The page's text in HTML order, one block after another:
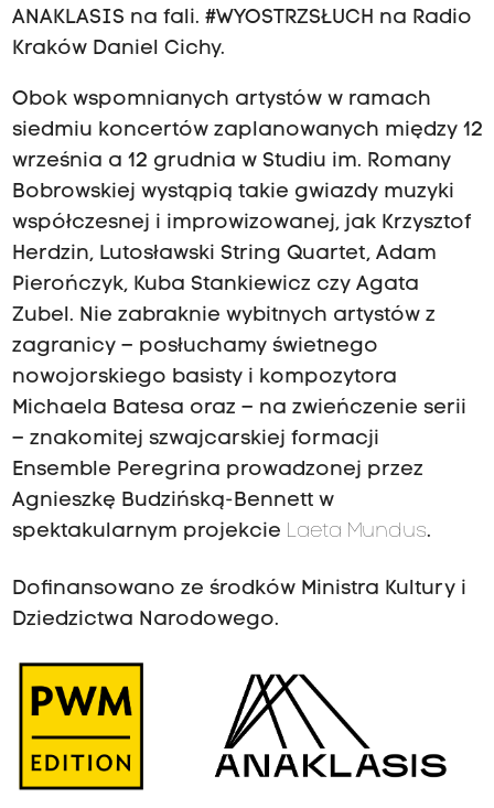
ANAKLASIS na fali. #WYOSTRZSŁUCH na Radio
Kraków Daniel Cichy.
Obok wspomnianych artystów w ramach
siedmiu koncertów zaplanowanych między 12
września a 12 grudnia w Studiu im. Romany
Bobrowskiej wystąpią takie gwiazdy muzyki
współczesnej i improwizowanej, jak Krzysztof
Herdzin, Lutosławski String Quartet, Adam
Pierończyk, Kuba Stankiewicz czy Agata
Zubel. Nie zabraknie wybitnych artystów z
zagranicy – posłuchamy świetnego
nowojorskiego basisty i kompozytora
Michaela Batesa oraz – na zwieńczenie serii
– znakomitej szwajcarskiej formacji
Ensemble Peregrina prowadzonej przez
Agnieszkę Budzińską-Bennett w
spektakularnym projekcie Laeta Mundus.
Dofinansowano ze środków Ministra Kultury i
Dziedzictwa Narodowego.